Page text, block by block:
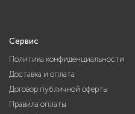
Сервис
Политика конфиденциальности
Доставка и оплата
Договор публичной оферты
Правила оплаты